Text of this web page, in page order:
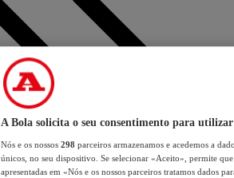
A Bola solicita o seu consentimento para utilizar
Nós e os nossos 298 parceiros armazenamos e acedemos a
únicos, no seu dispositivo. Se selecionar «Aceito», permite
apresentadas em «Nós e os nossos parceiros tratamos dados